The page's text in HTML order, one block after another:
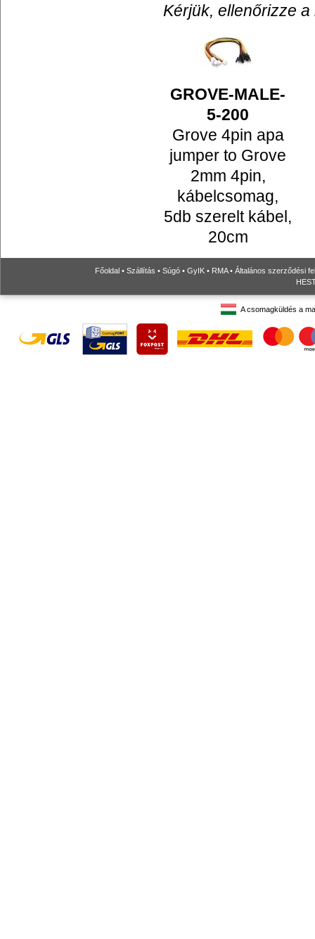
Kérjük, ellenőrizze
GROVE-MALE-
5-200
Grove 4pin apa
jumper to Grove
2mm 4pin,
kábelcsomag,
5db szerelt kábel,
20cm
Főoldal • Szállítás • Súgó • GyIK • RMA• Általános szerződési
A csomagküldés a